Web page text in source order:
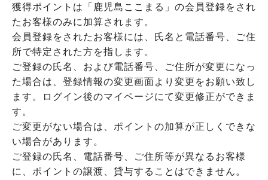
獲得ポイントは「鹿児島ここまる」の会員登録をされ
たお客様のみに加算されます。
会員登録をされたお客様には、氏名と電話番号、ご住
所で特定された方を指します。
ご登録の氏名、および電話番号、ご住所が変更になっ
た場合は、登録情報の変更画面より変更をお願い致し
ます。ログイン後のマイページにて変更修正ができま
す。
ご変更がない場合は、ポイントの加算が正しくできな
い場合があります。
ご登録の氏名、電話番号、ご住所等が異なるお客様
に、ポイントの譲渡、貸与することはできません。